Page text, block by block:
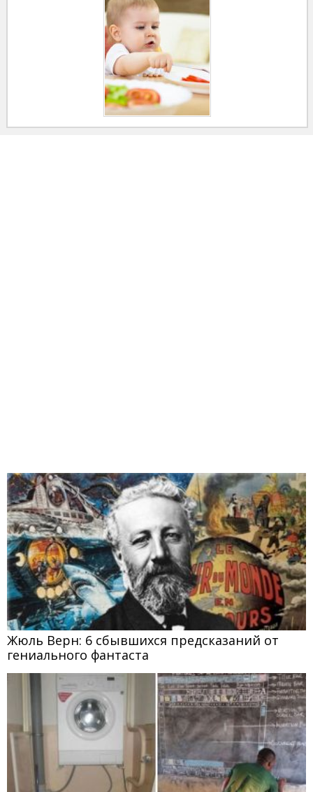
Жюль Верн: 6 сбывшихся предсказаний от
гениального фантаста